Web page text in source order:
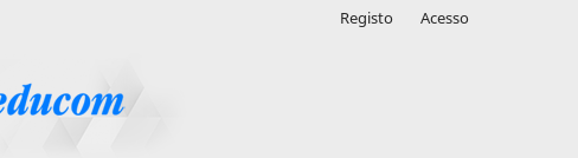
Registo Acesso